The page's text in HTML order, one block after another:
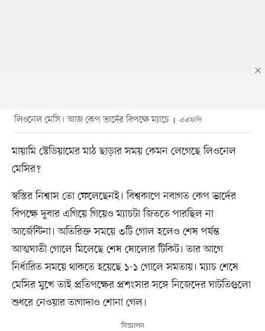
লিওনেল মেসি। আজ কেপ ভার্দের বিপক্ষে ম্যাচে এএফপি
মায়ামি স্টেডিয়ামের মাঠ ছাড়ার সময় কেমন লেগেছে লিওনেল
মেসির?
স্বস্তির নিশ্বাস তো ফেলেছেনই। বিশ্বকাপে নবাগত কেপ ভার্দের
বিপক্ষে দুবার এগিয়ে গিয়েও ম্যাচটা জিততে পারছিল না
আর্জেন্টিনা। অতিরিক্ত সময়ে ৩টি গোল হলেও শেষ পর্যন্ত
আত্মঘাতী গোলে মিলেছে শেষ ষোলোর টিকিট। তার আগে
নির্ধারিত সময়ে থাকতে হয়েছে ১-১ গোলে সমতায়। ম্যাচ শেষে
মেসির মুখে তাই প্রতিপক্ষের প্রশংসার সঙ্গে নিজেদের ঘাটতিগুলো
শুধরে নেওয়ার তাগাদাও শোনা গেল।